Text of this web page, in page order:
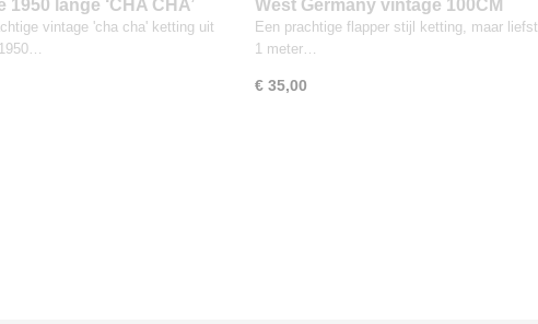
1950 lange ‘CHA CHA’
zeeblauw glasparels
vintage 'cha cha' ketting uit
West Germany vintage 100CM
lange 2 strengen Aurora Borealis
en faux parel ketting
Een prachtige flapper stijl ketting, maar liefst
1 meter…
€ 35,00